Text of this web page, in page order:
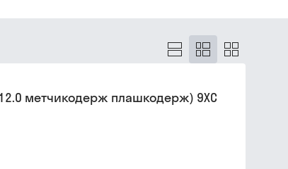
метчикодерж плашкодерж) 9ХС